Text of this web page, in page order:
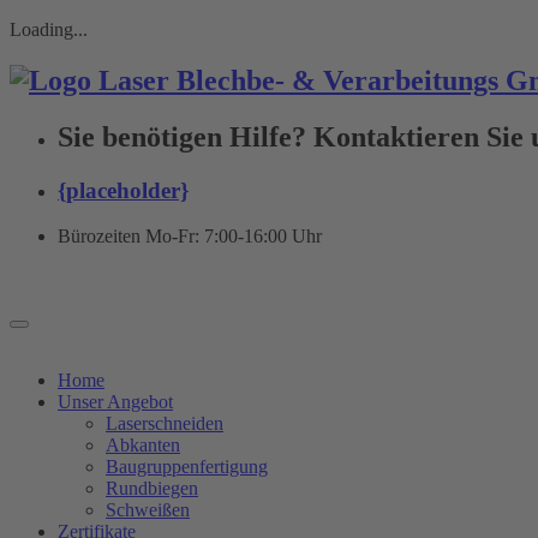
Loading...
Sie benötigen Hilfe? Kontaktieren Sie
{placeholder}
Bürozeiten Mo-Fr: 7:00-16:00 Uhr
Home
Unser Angebot
Laserschneiden
Abkanten
Baugruppenfertigung
Rundbiegen
Schweißen
Zertifikate